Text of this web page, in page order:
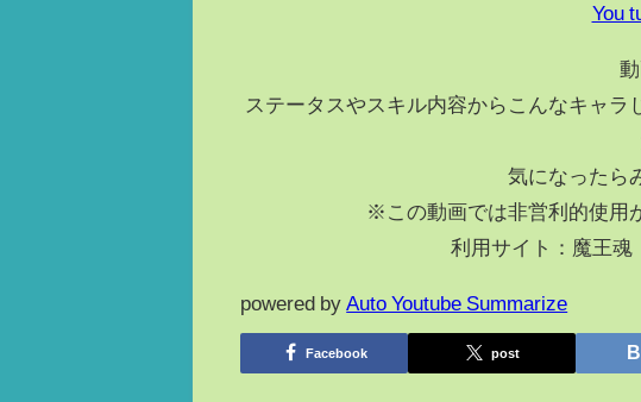
You
ステータスやスキル内容からこんなキャラ
気になったら
※この動画では非営利的使用
利用サイト：魔王
powered by Auto Youtube Summarize
Facebook post